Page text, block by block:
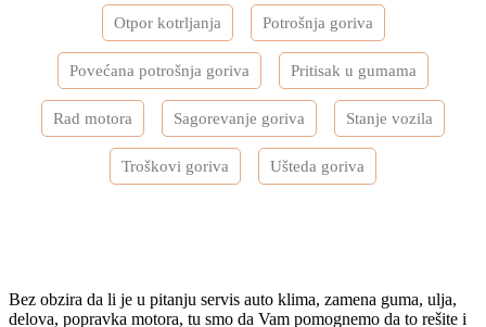
Otpor kotrljanja Potrošnja goriva
Povećana potrošnja goriva Pritisak u gumama
Rad motora Sagorevanje goriva Stanje vozila
Troškovi goriva Ušteda goriva
Bez obzira da li je u pitanju servis auto klima, zamena guma, ulja,
delova, popravka motora, tu smo da Vam pomognemo da to rešite i